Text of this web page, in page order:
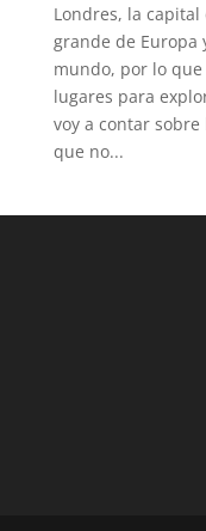
Londres, la
grande de Europa
mundo, por lo
lugares para
voy a contar
que no...